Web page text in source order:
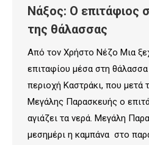
Νάξος: Ο επιτάφιος
της θάλασσας
Από τον Χρήστο Νέζο Μια
επιταφίου μέσα στη
περιοχή Καστράκι, που μετά
Μεγάλης Παρασκευής ο
αγιάζει τα νερά. Μεγάλη
μεσημέρι η καμπάνα στο